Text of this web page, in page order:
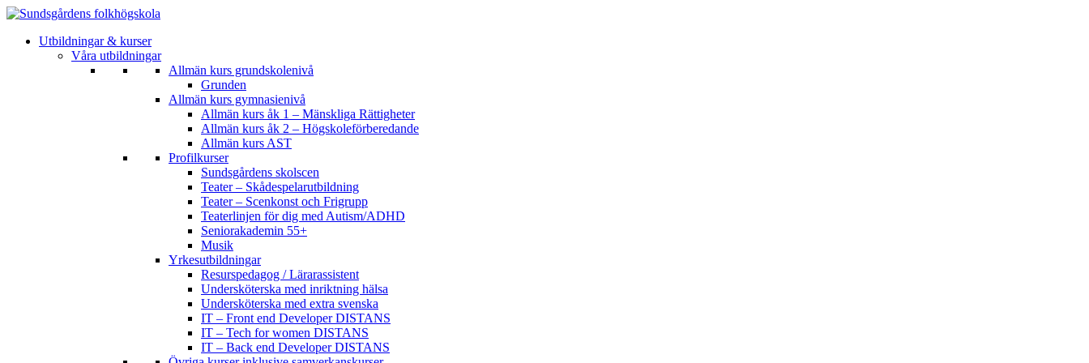
Utbildningar & kurser
Våra utbildningar
Allmän kurs grundskolenivå
Grunden
Allmän kurs gymnasienivå
Allmän kurs åk 1 – Mänskliga Rättigheter
Allmän kurs åk 2 – Högskoleförberedande
Allmän kurs AST
Profilkurser
Sundsgårdens skolscen
Teater – Skådespelarutbildning
Teater – Scenkonst och Frigrupp
Teaterlinjen för dig med Autism/ADHD
Seniorakademin 55+
Musik
Yrkesutbildningar
Resurspedagog / Lärarassistent
Undersköterska med inriktning hälsa
Undersköterska med extra svenska
IT – Front end Developer DISTANS
IT – Tech for women DISTANS
IT – Back end Developer DISTANS